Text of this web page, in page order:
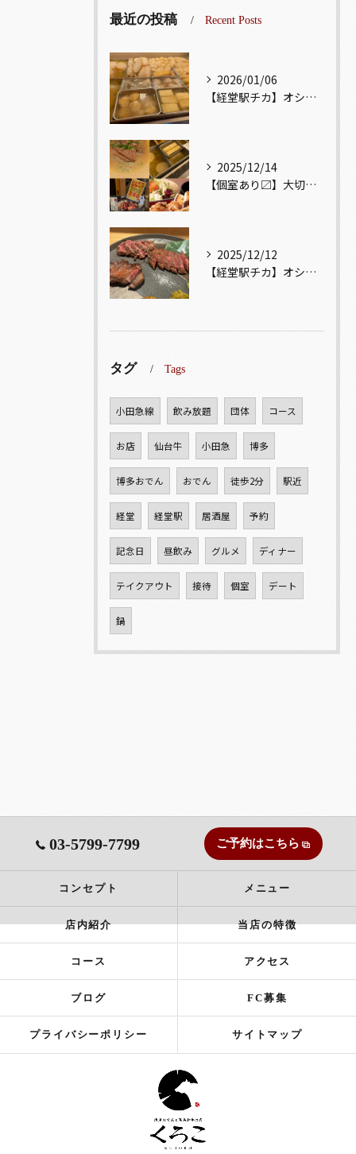
最近の投稿 Recent Posts
2026/01/06
【経堂駅チカ】オシャレ居酒屋🏮出汁が美味しいおでんがオススメ...
2025/12/14
【個室あり〼】大切な記念日、お祝い事でのご来店ぜひお待ちして...
2025/12/12
【経堂駅チカ】オシャレ居酒屋🏮自慢のお肉が楽しめる🐃お得なコ...
タグ Tags
小田急線 飲み放題 団体 コース
お店 仙台牛 小田急 博多
博多おでん おでん 徒歩2分 駅近
経堂 経堂駅 居酒屋 予約
記念日 昼飲み グルメ ディナー
テイクアウト 接待 個室 デート
鍋
03-5799-7799 ご予約はこちら
コンセプト メニュー
店内紹介 当店の特徴
コース アクセス
ブログ FC募集
プライバシーポリシー サイトマップ